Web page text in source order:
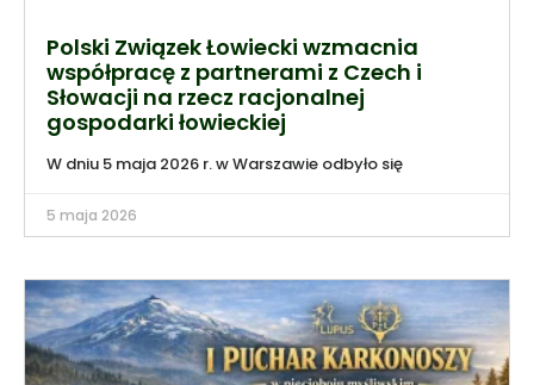
Polski Związek Łowiecki wzmacnia
współpracę z partnerami z Czech i
Słowacji na rzecz racjonalnej
gospodarki łowieckiej
W dniu 5 maja 2026 r. w Warszawie odbyło się
5 maja 2026